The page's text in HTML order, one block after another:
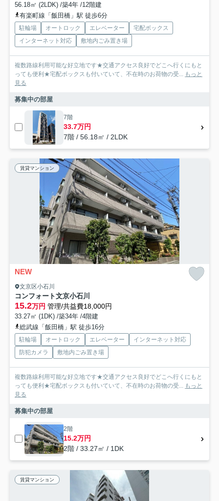
56.18㎡ (2LDK) /築4年 /12階建
有楽町線「飯田橋」駅 徒歩6分
駐輪場 オートロック エレベーター
宅配ボックス
インターネット対応
敷地内ごみ置き場
複数路線利用可能な好立地です★交通アクセス良好でどこへ行くにもと
っても便利★宅配ボックスも付いていて、不在時のお荷物の受...
もっと
見る
募集中の部屋
7階
33.7万円
7階 / 56.18㎡ / 2LDK
賃貸マンション
NEW
文京区小石川
コンフォート文京小石川
15.2万円 管理/共益費18,000円
33.27㎡ (1DK) /築34年 /4階建
総武線「飯田橋」駅 徒歩16分
駐輪場 オートロック エレベーター
インターネット対応
防犯カメラ
敷地内ごみ置き場
複数路線利用可能な好立地です★交通アクセス良好でどこへ行くにもと
っても便利★宅配ボックスも付いていて、不在時のお荷物の受... もっと
見る
募集中の部屋
2階
15.2万円
2階 / 33.27㎡ / 1DK
賃貸マンション